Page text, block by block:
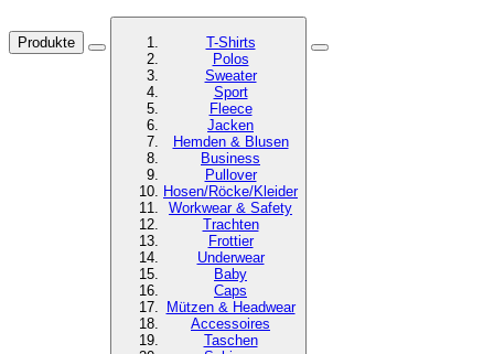
Produkte
T-Shirts
Polos
Sweater
Sport
Fleece
Jacken
Hemden & Blusen
Business
Pullover
Hosen/Röcke/Kleider
Workwear & Safety
Trachten
Frottier
Underwear
Baby
Caps
Mützen & Headwear
Accessoires
Taschen